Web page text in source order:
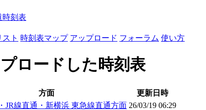
時刻表
ト 時刻表マップ アップロード フォーラム 使い方
ロードした時刻表
方面
更新日時
JR線直通・新横浜 東急線直通方面 26/03/19 06:29